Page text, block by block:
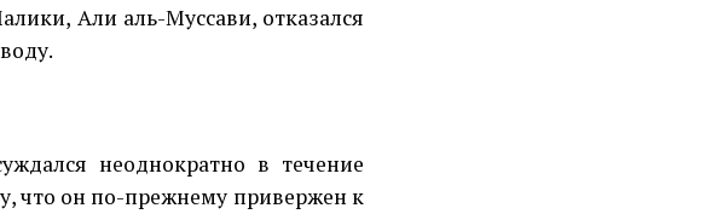
Али аль-Муссави, отказался
неоднократно в течение
что он по-прежнему привержен к